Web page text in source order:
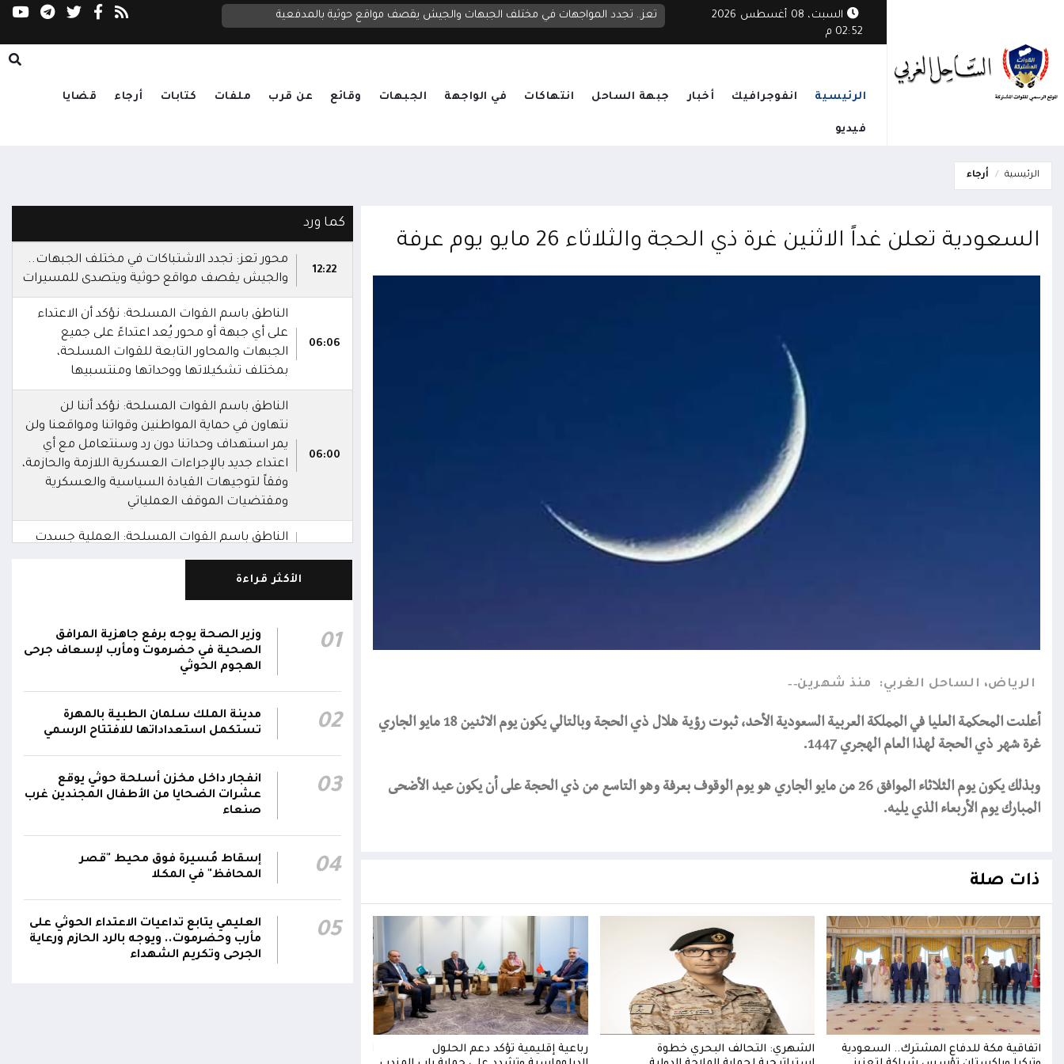
السبت، 08 أغسطس 2026
02:52 م
تعز.. تجدد المواجهات في مختلف الجبهات والجيش يقصف مواقع حوثية بالمدفعية
الرئيسية انفوجرافيك أخبار جبهة الساحل انتهاكات في الواجهة الجبهات وقائع عن قرب ملفات كتابات أرجاء قضايا
فيديو
الرئيسية أرجاء
السعودية تعلن غداً الاثنين غرة ذي الحجة والثلاثاء 26 مايو يوم عرفة
الرياض، الساحل الغربي: منذ شهرين
أعلنت المحكمة العليا في المملكة العربية السعودية الأحد، ثبوت رؤية هلال ذي الحجة وبالتالي يكون يوم الاثنين 18 مايو الجاري
غرة شهر ذي الحجة لهذا العام الهجري 1447.
وبذلك يكون يوم الثلاثاء الموافق 26 من مايو الجاري هو يوم الوقوف بعرفة وهو التاسع من ذي الحجة على أن يكون عيد الأضحى
المبارك يوم الأربعاء الذي يليه.
ذات صلة
اتفاقية مكة للدفاع المشترك.. السعودية
الشهري: التحالف البحري خطوة
رباعية إقليمية تؤكد دعم الحلول
كما ورد
12:22
محور تعز: تجدد الاشتباكات في مختلف الجبهات..
والجيش يقصف مواقع حوثية ويتصدى للمسيرات
06:06
الناطق باسم القوات المسلحة: نؤكد أن الاعتداء
على أي جبهة أو محور يُعد اعتداءً على جميع
الجبهات والمحاور التابعة للقوات المسلحة،
بمختلف تشكيلاتها ووحداتها ومنتسبيها
06:00
الناطق باسم القوات المسلحة: نؤكد أننا لن
نتهاون في حماية المواطنين وقواتنا ومواقعنا ولن
يمر استهداف وحداتنا دون رد وسنتعامل مع أي
اعتداء جديد بالإجراءات العسكرية اللازمة والحازمة،
وفقاً لتوجيهات القيادة السياسية والعسكرية
ومقتضيات الموقف العملياتي
الناطق باسم القوات المسلحة: العملية جسدت
وحدة المحاور والقيادة والسيطرة للقوات المسلحة
05:35
الناطق باسم القوات المسلحة: نفذنا عملاً
عسكرياً ضد العناصر الحوثية الإرهابية وعتادها
04:17
الحيمة بالتحيتا وحيس جنوب الحديدة
01:13
أقر #مجلس_الدفاع_الوطني استمرار انعقاده
بصورة دائمة لمتابعة التطورات الميدانية والأمنية
واتخاذ ما يلزم من إجراءات بصورة عاجلة ومستمرة
بما يضمن سرعة الاستجابة للتصعيد الحوثي
والتعامل مع تداعياته على مختلف المستويات
الأكثر قراءة
01
وزير الصحة يوجه برفع جاهزية المرافق
الصحية في حضرموت ومأرب لإسعاف جرحى
الهجوم الحوثي
02
مدينة الملك سلمان الطبية بالمهرة
تستكمل استعداداتها للافتتاح الرسمي
03
انفجار داخل مخزن أسلحة حوثي يوقع
عشرات الضحايا من الأطفال المجندين غرب
صنعاء
04
إسقاط مُسيرة فوق محيط "قصر
المحافظ" في المكلا
05
العليمي يتابع تداعيات الاعتداء الحوثي على
مأرب وحضرموت.. ويوجه بالرد الحازم ورعاية
الجرحى وتكريم الشهداء